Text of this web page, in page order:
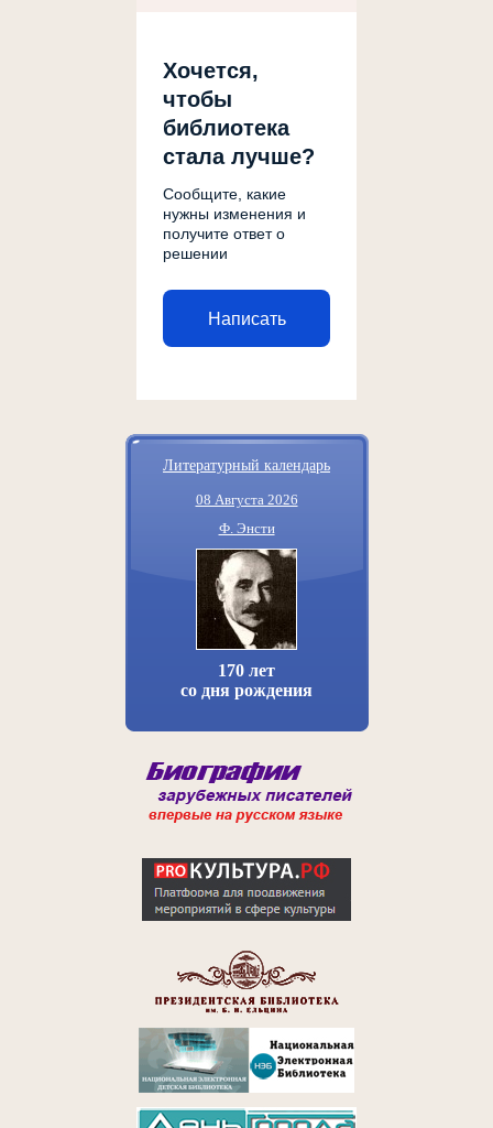
Хочется,
чтобы
библиотека
стала лучше?
Сообщите, какие
нужны изменения и
получите ответ о
решении
Написать
Литературный календарь
08 Августа 2026
Ф. Энсти
170 лет
со дня рождения